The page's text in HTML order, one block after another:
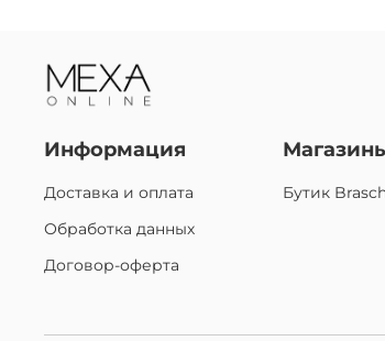
Информация
Доставка и оплата
Обработка данных
Договор-оферта
Бутик